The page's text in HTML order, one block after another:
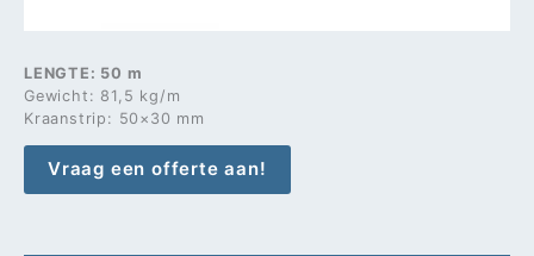
LENGTE: 50 m
Gewicht: 81,5 kg/m
Kraanstrip: 50×30 mm
Vraag een offerte aan!